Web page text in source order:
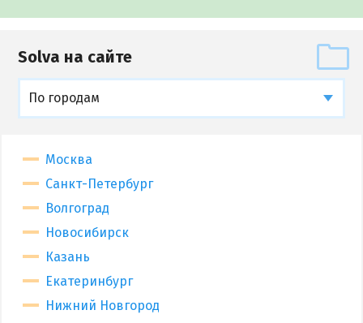
Solva на сайте
По городам
Москва
Санкт-Петербург
Волгоград
Новосибирск
Казань
Екатеринбург
Нижний Новгород